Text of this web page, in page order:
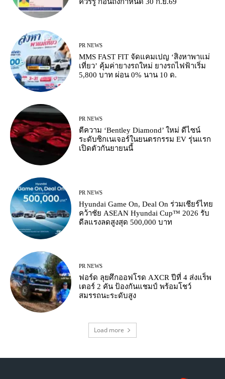
PR NEWS
MMS FAST FIT จัดแคมเปญ ‘สิงหาพาแม่
เที่ยว’ คุ้มค่ายางรถใหม่ ยางรถไฟฟ้าเริ่ม
5,800 บาท ผ่อน 0% นาน 10 ด.
PR NEWS
ตีความ ‘Bentley Diamond’ ใหม่ ดีไซน์
ระดับซิกเนเจอร์ในยนตรกรรม EV รุ่นแรก
เปิดตัวกันยายนนี้
PR NEWS
Hyundai Game On, Deal On ร่วมเชียร์ไทย
คว้าชัย ASEAN Hyundai Cup™ 2026 รับ
ดีลแรงลดสูงสุด 500,000 บาท
PR NEWS
ฟอร์ด ลุยศึกออฟโรด AXCR ปีที่ 4 ส่งแร็พ
เตอร์ 2 คัน ป้องกันแชมป์ พร้อมโชว์
สมรรถนะระดับสูง
Load more